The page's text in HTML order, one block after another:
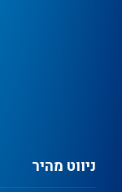
ניווט מהיר